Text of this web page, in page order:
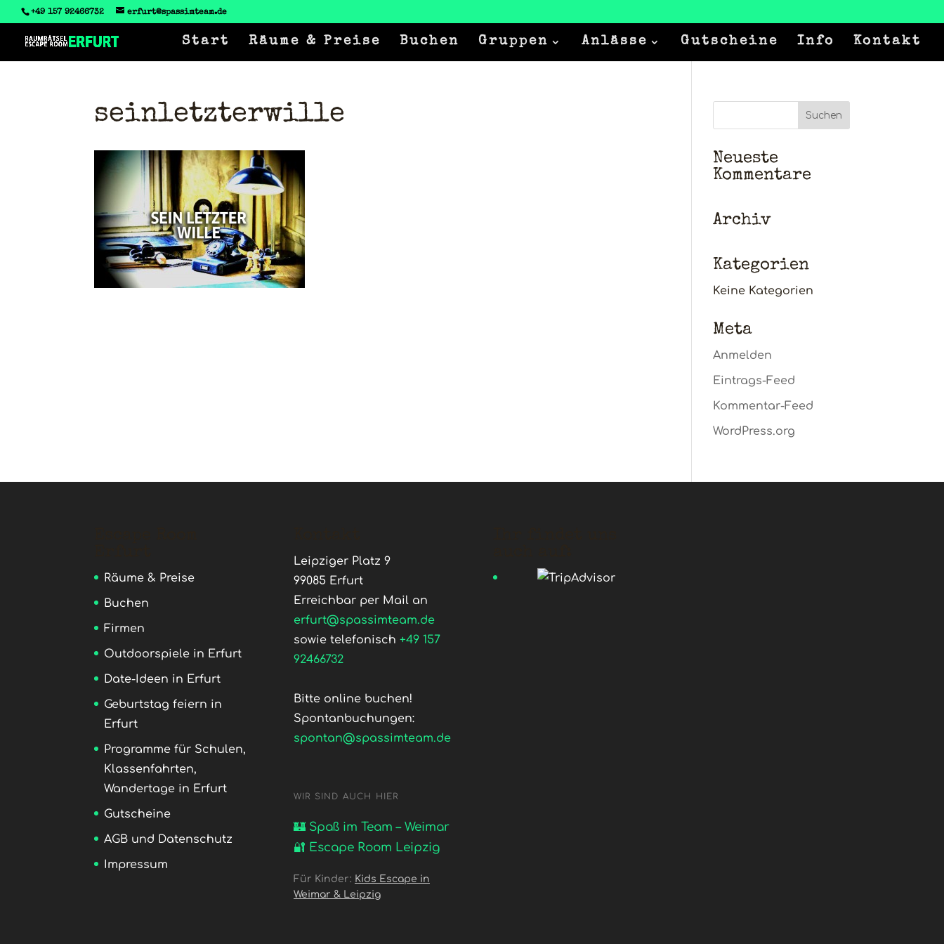
‭+49 157 92466732 erfurt@spassimteam.de
Start Räume & Preise Buchen Gruppen Anlässe Gutscheine Info Kontakt
seinletzterwille
Neueste
Kommentare
Archiv
Kategorien
Keine Kategorien
Meta
Anmelden
Eintrags-Feed
Kommentar-Feed
WordPress.org
Räume & Preise
Buchen
Firmen
Outdoorspiele in Erfurt
Date-Ideen in Erfurt
Geburtstag feiern in
Erfurt
Programme für Schulen,
Klassenfahrten,
Wandertage in Erfurt
Gutscheine
AGB und Datenschutz
Impressum
Leipziger Platz 9
99085 Erfurt
Erreichbar per Mail an
erfurt@spassimteam.de
sowie telefonisch +49 157
92466732
Bitte online buchen!
Spontanbuchungen:
spontan@spassimteam.de
WIR SIND AUCH HIER
🏰 Spaß im Team – Weimar
🔐 Escape Room Leipzig
Für Kinder: Kids Escape in
Weimar & Leipzig